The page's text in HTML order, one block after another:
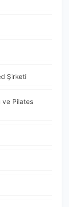
Şirketi
ve Pilates